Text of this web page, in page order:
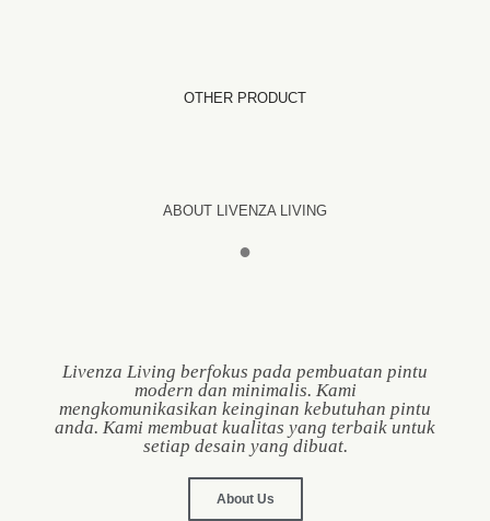
OTHER PRODUCT
ABOUT LIVENZA LIVING
●
Livenza Living berfokus pada pembuatan pintu
modern dan minimalis. Kami
mengkomunikasikan keinginan kebutuhan pintu
anda. Kami membuat kualitas yang terbaik untuk
setiap desain yang dibuat.
About Us